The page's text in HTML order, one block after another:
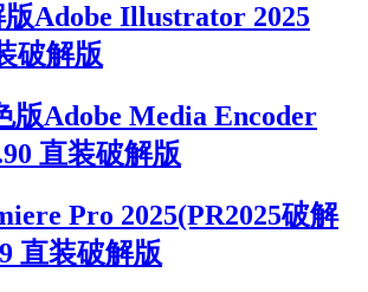
Adobe Illustrator 2025
破解版
版Adobe Media Encoder
直装破解版
Pro 2025(PR2025破解
直装破解版